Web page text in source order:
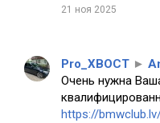
21 ноя 2025
Pro_XBOCT ►
Очень нужна
https://